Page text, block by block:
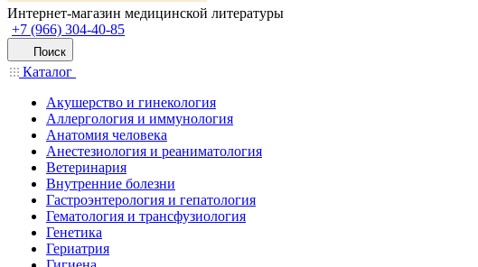
Интернет-магазин медицинской литературы
+7 (966) 304-40-85
Поиск
Каталог
Акушерство и гинекология
Аллергология и иммунология
Анатомия человека
Анестезиология и реаниматология
Ветеринария
Внутренние болезни
Гастроэнтерология и гепатология
Гематология и трансфузиология
Генетика
Гериатрия